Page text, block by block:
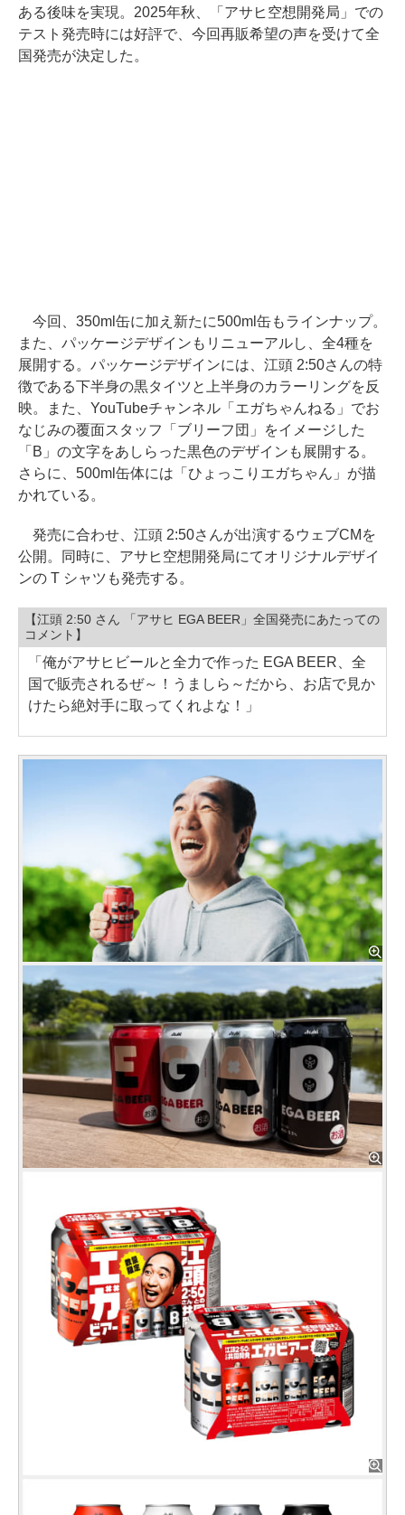
ある後味を実現。2025年秋、「アサヒ空想開発局」での
テスト発売時には好評で、今回再販希望の声を受けて全
国発売が決定した。
今回、350ml缶に加え新たに500ml缶もラインナップ。
また、パッケージデザインもリニューアルし、全4種を
展開する。パッケージデザインには、江頭 2:50さんの特
徴である下半身の黒タイツと上半身のカラーリングを反
映。また、YouTubeチャンネル「エガちゃんねる」でお
なじみの覆面スタッフ「ブリーフ団」をイメージした
「B」の文字をあしらった黒色のデザインも展開する。
さらに、500ml缶体には「ひょっこりエガちゃん」が描
かれている。
発売に合わせ、江頭 2:50さんが出演するウェブCMを
公開。同時に、アサヒ空想開発局にてオリジナルデザイ
ンの T シャツも発売する。
【江頭 2:50 さん 「アサヒ EGA BEER」全国発売にあたっての
コメント】
「俺がアサヒビールと全力で作った EGA BEER、全
国で販売されるぜ～！うましら～だから、お店で見か
けたら絶対手に取ってくれよな！」